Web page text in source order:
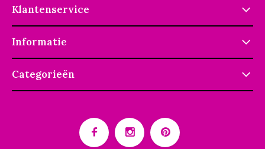
Klantenservice
Informatie
Categorieën